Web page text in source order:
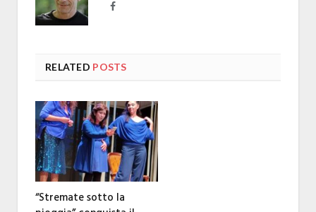
Facebook
RELATED POSTS
“Stremate sotto la